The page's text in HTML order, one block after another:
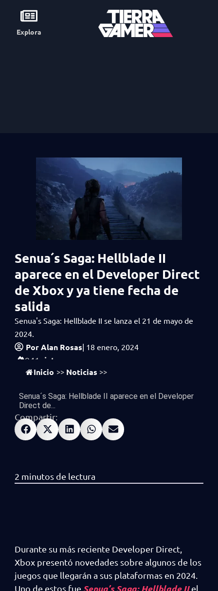
Explora
Senua´s Saga: Hellblade II
aparece en el Developer Direct
de Xbox y ya tiene fecha de
salida
Senua's Saga: Hellblade II se lanza el 21 de mayo de
2024.
PorAlan Rosas| 18 enero, 2024
941 vistas
Inicio >> Noticias >>
Senua´s Saga: Hellblade II aparece en el Developer
Direct de...
Compartir:
Durante su más reciente Developer Direct,
Xbox presentó novedades sobre algunos de los
juegos que llegarán a sus plataformas en 2024.
Uno de estos fue Senua’s Saga: Hellblade IIel